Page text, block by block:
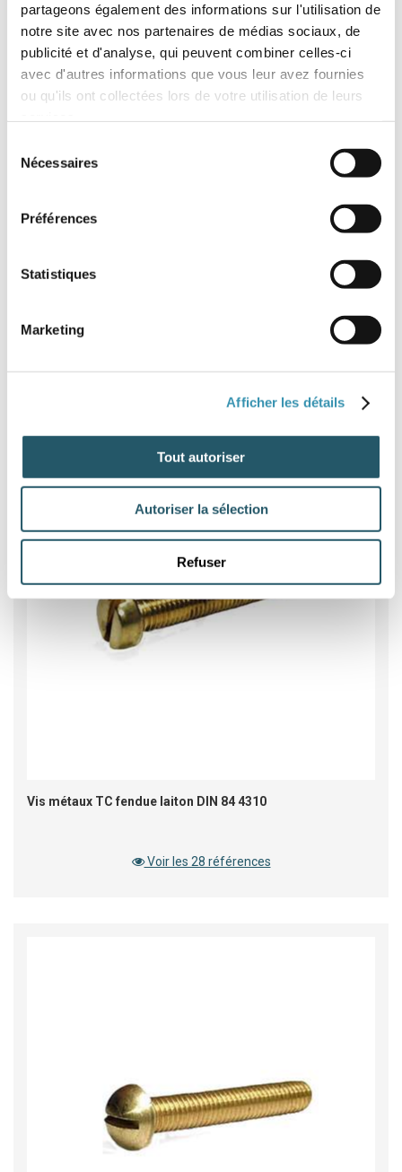
partageons également des informations sur l'utilisation de
notre site avec nos partenaires de médias sociaux, de
publicité et d'analyse, qui peuvent combiner celles-ci
avec d'autres informations que vous leur avez fournies
ou qu'ils ont collectées lors de votre utilisation de leurs
Nécessaires
Préférences
Statistiques
Marketing
Afficher les détails
Tout autoriser
Autoriser la sélection
Refuser
Vis métaux TC fendue laiton DIN 84 4310
Voir les 28 références